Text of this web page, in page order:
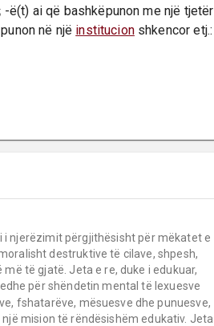
-ë(t) ai që bashkëpunon me një tjetër
në një institucion shkencor etj.:
i njerëzimit përgjithësisht për mëkatet e
destruktive të cilave, shpesh,
të gjatë. Jeta e re, duke i edukuar,
për shëndetin mental të lexuesve
fshatarëve, mësuesve dhe punuesve,
mision të rëndësishëm edukativ. Jeta